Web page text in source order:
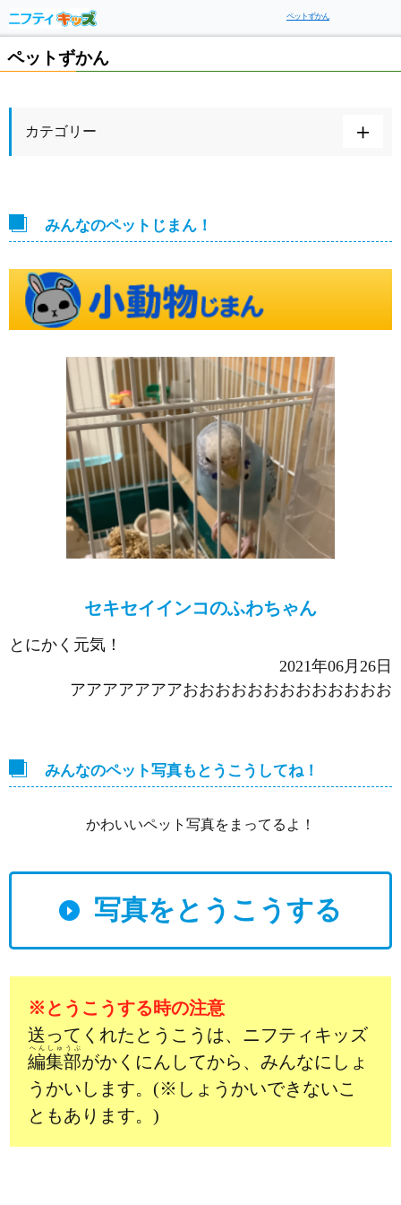
ペットずかん
ペットずかん
カテゴリー
みんなのペットじまん！
セキセイインコのふわちゃん
とにかく元気！
2021年06月26日
アアアアアアアおおおおおおおおおおおおお
みんなのペット写真もとうこうしてね！
かわいいペット写真をまってるよ！
写真をとうこうする
※とうこうする時の注意
送ってくれたとうこうは、ニフティキッズ
編集部
へんしゅうぶ
がかくにんしてから、みんなにしょ
うかいします。(※しょうかいできないこ
ともあります。)